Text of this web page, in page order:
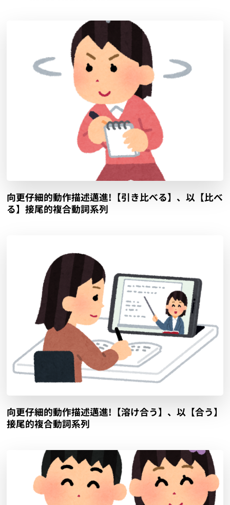
向更仔細的動作描述邁進!【引き比べる】、以【比べ
る】接尾的複合動詞系列
向更仔細的動作描述邁進!【溶け合う】、以【合う】
接尾的複合動詞系列